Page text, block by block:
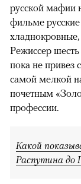
русской мафии
фильме
Режиссер шесть
пока не привез
самой мелкой
почетным
профессии.
Какой
Распутина до